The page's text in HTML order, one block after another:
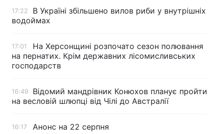
17:22
В Україні збільшено вилов риби у внутрішніх
водоймах
17:01
На Херсонщині розпочато сезон полювання
на пернатих. Крім державних лісомисливських
господарств
16:49
Відомий мандрівник Конюхов планує пройти
на весловій шлюпці від Чілі до Австралії
16:17 Анонс на 22 серпня